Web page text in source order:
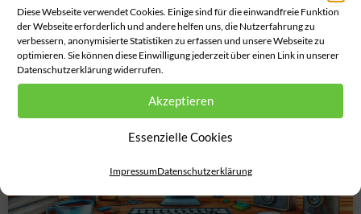
Diese Webseite verwendet Cookies. Einige sind für die einwandfreie Funktion
der Webseite erforderlich und andere helfen uns, die Nutzerfahrung zu
verbessern, anonymisierte Statistiken zu erfassen und unsere Webseite zu
optimieren. Sie können diese Einwilligung jederzeit über einen Link in unserer
Datenschutzerklärung widerrufen.
Akzeptieren
Essenzielle Cookies
ImpressumDatenschutzerklärung
Sponsoring-
Deals
auf